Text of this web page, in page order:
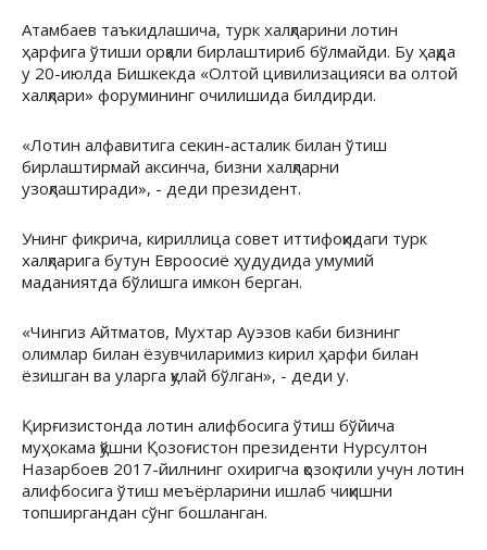
Атамбаев таъкидлашича, турк халқларини лотин
ҳарфига ўтиши орқали бирлаштириб бўлмайди. Бу ҳақда
у 20-июлда Бишкекда «Олтой цивилизацияси ва олтой
халқлари» форумининг очилишида билдирди.
«Лотин алфавитига секин-асталик билан ўтиш
бирлаштирмай аксинча, бизни халқларни
узоқлаштиради», - деди президент.
Унинг фикрича, кириллица совет иттифоқидаги турк
халқларига бутун Евроосиё ҳудудида умумий
маданиятда бўлишга имкон берган.
«Чингиз Айтматов, Мухтар Ауэзов каби бизнинг
олимлар билан ёзувчиларимиз кирил ҳарфи билан
ёзишган ва уларга қулай бўлган», - деди у.
Қирғизистонда лотин алифбосига ўтиш бўйича
муҳокама қўшни Қозоғистон президенти Нурсултон
Назарбоев 2017-йилнинг охиригча қозоқ тили учун лотин
алифбосига ўтиш меъёрларини ишлаб чиқишни
топширгандан сўнг бошланган.